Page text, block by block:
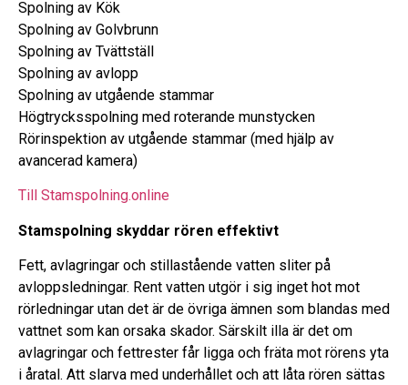
Spolning av Kök
Spolning av Golvbrunn
Spolning av Tvättställ
Spolning av avlopp
Spolning av utgående stammar
Högtrycksspolning med roterande munstycken
Rörinspektion av utgående stam​mar (med hjälp av
avancerad kamera)
Till Stamspolning.online
Stamspolning skyddar rören effektivt
Fett, avlagringar och stillastående vatten sliter på
avloppsledningar. Rent vatten utgör i sig inget hot mot
rörledningar utan det är de övriga ämnen som blandas med
vattnet som kan orsaka skador. Särskilt illa är det om
avlagringar och fettrester får ligga och fräta mot rörens yta
i åratal. Att slarva med underhållet och att låta rören sättas